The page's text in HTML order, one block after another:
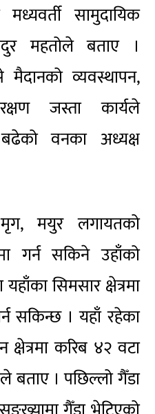
सामुदायिक
महतोले बताए ।
व्यवस्थापन,
जस्ता कार्यले
वनका अध्यक्ष
मयुर लगायतको
गर्न सकिने उहाँको
सिमसार क्षेत्रमा
सकिन्छ । यहाँ रहेका
करिब ४२ वटा
बताए । पछिल्लो गैँडा